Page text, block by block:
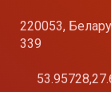
220053,
339